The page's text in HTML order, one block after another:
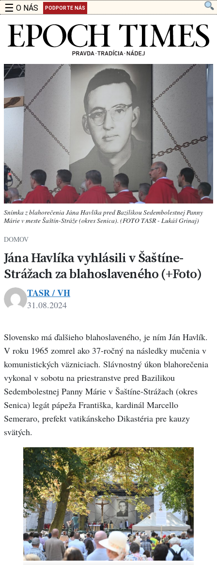
☰ O NÁS PODPORTE NÁS
Snímka z blahorečenia Jána Havlíka pred Bazilikou Sedembolestnej Panny
Márie v meste Šaštín-Stráže (okres Senica). (FOTO TASR - Lukáš Grinaj)
DOMOV
Jána Havlíka vyhlásili v Šaštíne-
Strážach za blahoslaveného (+Foto)
TASR / VH
31.08.2024
Slovensko má ďalšieho blahoslaveného, je ním Ján Havlík.
V roku 1965 zomrel ako 37-ročný na následky mučenia v
komunistických väzniciach. Slávnostný úkon blahorečenia
vykonal v sobotu na priestranstve pred Bazilikou
Sedembolestnej Panny Márie v Šaštíne-Strážach (okres
Senica) legát pápeža Františka, kardinál Marcello
Semeraro, prefekt vatikánskeho Dikastéria pre kauzy
svätých.